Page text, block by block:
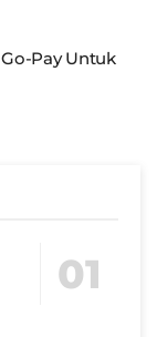
Pay Untuk